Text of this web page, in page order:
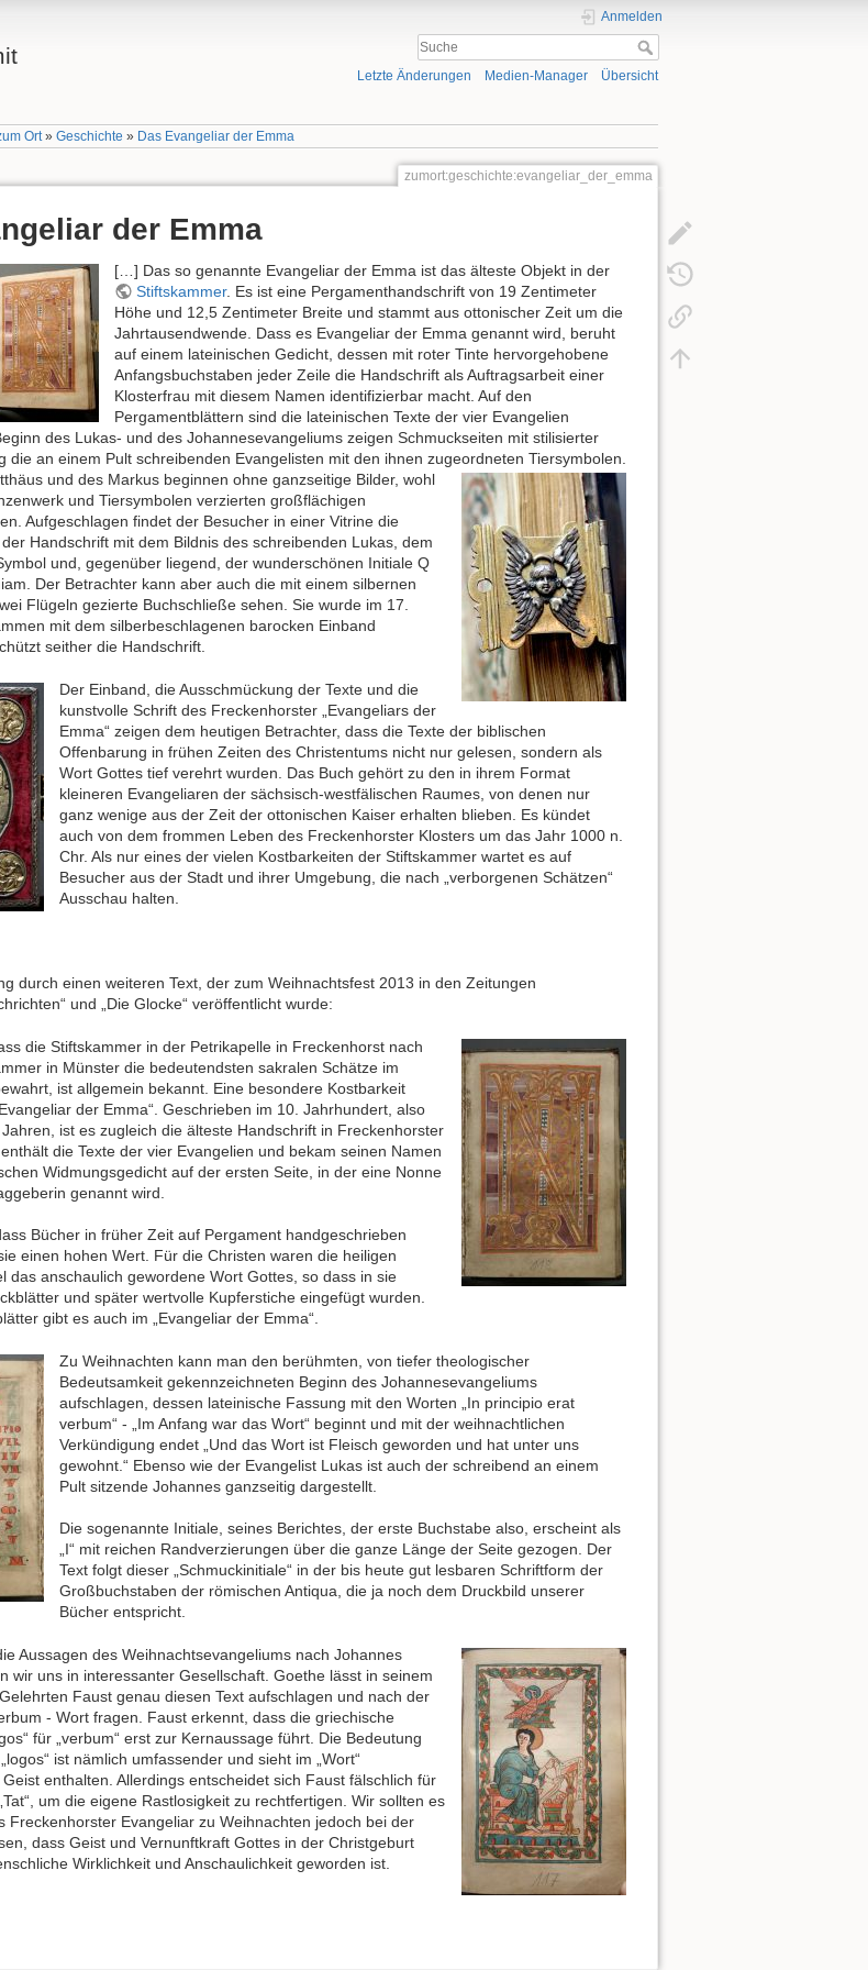
Anmelden
Letzte Änderungen Medien-Manager Übersicht
Ort»Geschichte » Das Evangeliar der Emma
zumort:geschichte:evangeliar_der_emma
der Emma
[…] Das so genannte Evangeliar der Emma ist das älteste Objekt in der
Stiftskammer. Es ist eine Pergamenthandschrift von 19 Zentimeter
Höhe und 12,5 Zentimeter Breite und stammt aus ottonischer Zeit um die
Jahrtausendwende. Dass es Evangeliar der Emma genannt wird, beruht
auf einem lateinischen Gedicht, dessen mit roter Tinte hervorgehobene
Anfangsbuchstaben jeder Zeile die Handschrift als Auftragsarbeit einer
Klosterfrau mit diesem Namen identifizierbar macht. Auf den
Pergamentblättern sind die lateinischen Texte der vier Evangelien
des Lukas- und des Johannesevangeliums zeigen Schmuckseiten mit stilisierter
die an einem Pult schreibenden Evangelisten mit den ihnen zugeordneten Tiersymbolen.
und des Markus beginnen ohne ganzseitige Bilder, wohl
und Tiersymbolen verzierten großflächigen
Aufgeschlagen findet der Besucher in einer Vitrine die
Handschrift mit dem Bildnis des schreibenden Lukas, dem
und, gegenüber liegend, der wunderschönen Initiale Q
Der Betrachter kann aber auch die mit einem silbernen
Flügeln gezierte Buchschließe sehen. Sie wurde im 17.
mit dem silberbeschlagenen barocken Einband
seither die Handschrift.
Der Einband, die Ausschmückung der Texte und die
kunstvolle Schrift des Freckenhorster „Evangeliars der
Emma“ zeigen dem heutigen Betrachter, dass die Texte der biblischen
Offenbarung in frühen Zeiten des Christentums nicht nur gelesen, sondern als
Wort Gottes tief verehrt wurden. Das Buch gehört zu den in ihrem Format
kleineren Evangeliaren der sächsisch-westfälischen Raumes, von denen nur
ganz wenige aus der Zeit der ottonischen Kaiser erhalten blieben. Es kündet
auch von dem frommen Leben des Freckenhorster Klosters um das Jahr 1000 n.
Chr. Als nur eines der vielen Kostbarkeiten der Stiftskammer wartet es auf
Besucher aus der Stadt und ihrer Umgebung, die nach „verborgenen Schätzen“
Ausschau halten.
durch einen weiteren Text, der zum Weihnachtsfest 2013 in den Zeitungen
und „Die Glocke“ veröffentlicht wurde:
die Stiftskammer in der Petrikapelle in Freckenhorst nach
in Münster die bedeutendsten sakralen Schätze im
ist allgemein bekannt. Eine besondere Kostbarkeit
der Emma“. Geschrieben im 10. Jahrhundert, also
ist es zugleich die älteste Handschrift in Freckenhorster
die Texte der vier Evangelien und bekam seinen Namen
Widmungsgedicht auf der ersten Seite, in der eine Nonne
genannt wird.
Bücher in früher Zeit auf Pergament handgeschrieben
einen hohen Wert. Für die Christen waren die heiligen
das anschaulich gewordene Wort Gottes, so dass in sie
und später wertvolle Kupferstiche eingefügt wurden.
gibt es auch im „Evangeliar der Emma“.
Zu Weihnachten kann man den berühmten, von tiefer theologischer
Bedeutsamkeit gekennzeichneten Beginn des Johannesevangeliums
aufschlagen, dessen lateinische Fassung mit den Worten „In principio erat
verbum“ - „Im Anfang war das Wort“ beginnt und mit der weihnachtlichen
Verkündigung endet „Und das Wort ist Fleisch geworden und hat unter uns
gewohnt.“ Ebenso wie der Evangelist Lukas ist auch der schreibend an einem
Pult sitzende Johannes ganzseitig dargestellt.
Die sogenannte Initiale, seines Berichtes, der erste Buchstabe also, erscheint als
„I“ mit reichen Randverzierungen über die ganze Länge der Seite gezogen. Der
Text folgt dieser „Schmuckinitiale“ in der bis heute gut lesbaren Schriftform der
Großbuchstaben der römischen Antiqua, die ja noch dem Druckbild unserer
Bücher entspricht.
Aussagen des Weihnachtsevangeliums nach Johannes
wir uns in interessanter Gesellschaft. Goethe lässt in seinem
Faust genau diesen Text aufschlagen und nach der
- Wort fragen. Faust erkennt, dass die griechische
für „verbum“ erst zur Kernaussage führt. Die Bedeutung
ist nämlich umfassender und sieht im „Wort“
enthalten. Allerdings entscheidet sich Faust fälschlich für
um die eigene Rastlosigkeit zu rechtfertigen. Wir sollten es
Freckenhorster Evangeliar zu Weihnachten jedoch bei der
dass Geist und Vernunftkraft Gottes in der Christgeburt
Wirklichkeit und Anschaulichkeit geworden ist.